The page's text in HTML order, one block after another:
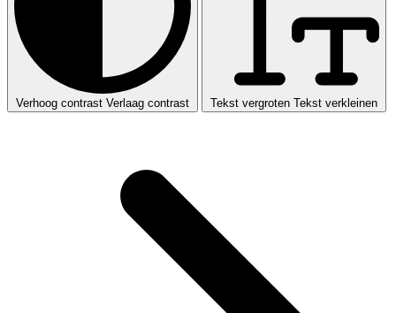
Verhoog contrast Verlaag contrast Tekst vergroten Tekst verkleinen